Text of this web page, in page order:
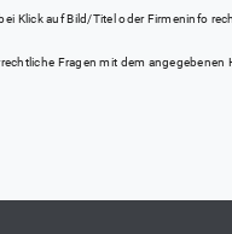
Klick auf Bild/Titel oder Firmeninfo
Fragen mit dem angegebenen